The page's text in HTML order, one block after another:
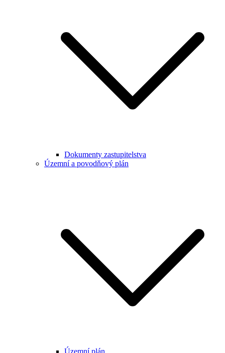
Dokumenty zastupitelstva
Územní a povodňový plán
Územní plán